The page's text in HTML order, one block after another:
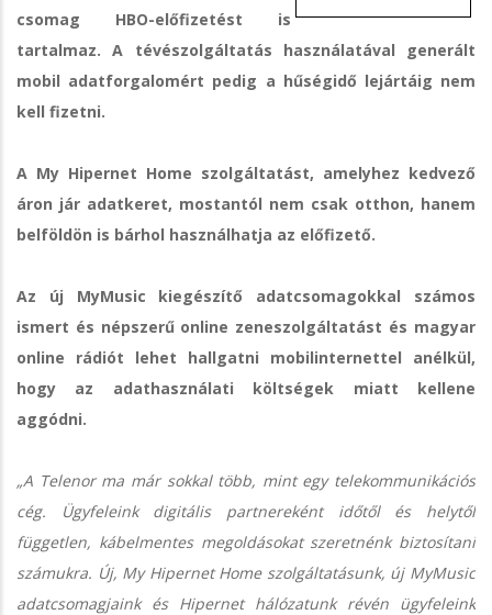
csomag HBO-előfizetést is
tartalmaz. A tévészolgáltatás használatával generált
mobil adatforgalomért pedig a hűségidő lejártáig nem
kell fizetni.
A My Hipernet Home szolgáltatást, amelyhez kedvező
áron jár adatkeret, mostantól nem csak otthon, hanem
belföldön is bárhol használhatja az előfizető.
Az új MyMusic kiegészítő adatcsomagokkal számos
ismert és népszerű online zeneszolgáltatást és magyar
online rádiót lehet hallgatni mobilinternettel anélkül,
hogy az adathasználati költségek miatt kellene
aggódni.
„A Telenor ma már sokkal több, mint egy telekommunikációs
cég. Ügyfeleink digitális partnereként időtől és helytől
független, kábelmentes megoldásokat szeretnénk biztosítani
számukra. Új, My Hipernet Home szolgáltatásunk, új MyMusic
adatcsomagjaink és Hipernet hálózatunk révén ügyfeleink